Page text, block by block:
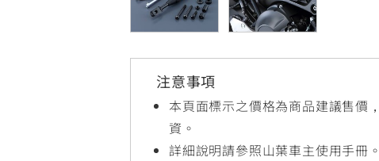
150
150
注意事項
本頁面標示之價格為商品建議售價
資。
詳細說明請參照山葉車主使用手冊。